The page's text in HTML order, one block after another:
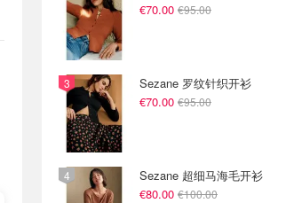
€70.00 €95.00
Sezane 罗纹针织开衫
€70.00 €95.00
Sezane 超细马海毛开衫
€80.00 €100.00